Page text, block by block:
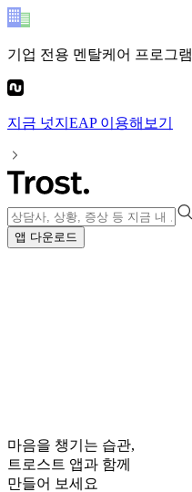
기업 전용 멘탈케어 프로그램
지금 넛지EAP이용해보기
앱 다운로드
마음을 챙기는 습관,
트로스트 앱과 함께
만들어 보세요